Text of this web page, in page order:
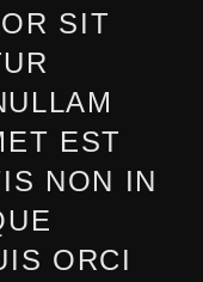
SIT
EST
NON IN
ORCI